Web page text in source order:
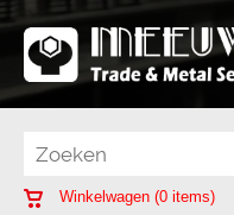
Winkelwagen (0 items)